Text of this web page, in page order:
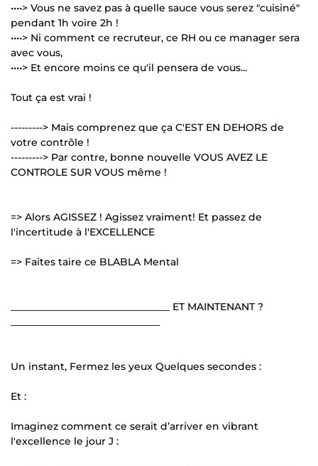
••••> Vous ne savez pas à quelle sauce vous serez "cuisiné"
pendant 1h voire 2h !
••••> Ni comment ce recruteur, ce RH ou ce manager sera
avec vous,
••••> Et encore moins ce qu'il pensera de vous...
Tout ça est vrai !
---------> Mais comprenez que ça C'EST EN DEHORS de
votre contrôle !
---------> Par contre, bonne nouvelle VOUS AVEZ LE
CONTROLE SUR VOUS même !
=> Alors AGISSEZ ! Agissez vraiment! Et passez de
l'incertitude à l'EXCELLENCE
=> Faites taire ce BLABLA Mental
________________________________ ET MAINTENANT ?
Un instant, Fermez les yeux Quelques secondes :
Et :
Imaginez comment ce serait d’arriver en vibrant
l'excellence le jour J :